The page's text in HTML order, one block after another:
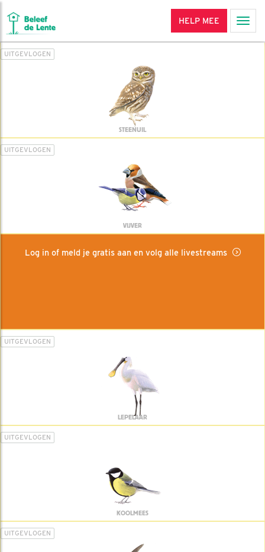
HELP MEE
UITGEVLOGEN
STEENUIL
UITGEVLOGEN
VIJVER
Log in of meld je gratis aan en volg alle livestreams
UITGEVLOGEN
LEPELAAR
UITGEVLOGEN
KOOLMEES
UITGEVLOGEN